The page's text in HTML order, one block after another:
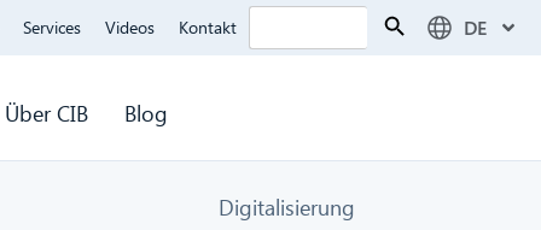
Services Videos Kontakt Search DE
Über CIB Blog
Digitalisierung